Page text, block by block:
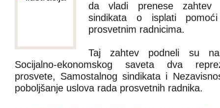
da vladi prenese zahtev
sindikata o isplati
prosvetnim radnicima.
Taj zahtev podneli su na
Socijalno-ekonomskog saveta dva
prosvete, Samostalnog sindikata i
poboljšanje uslova rada prosvetnih radnika.